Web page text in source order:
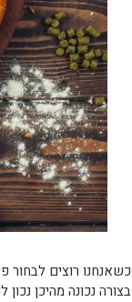
בצורה נכונה מהיכן נכון